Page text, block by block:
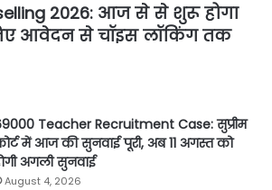
2026: आज से से शुरू होगा
आवेदन से चॉइस लॉकिंग तक
Teacher Recruitment Case: सुप्रीम
में आज की सुनवाई पूरी, अब 11 अगस्त को
अगली सुनवाई
August 4, 2026